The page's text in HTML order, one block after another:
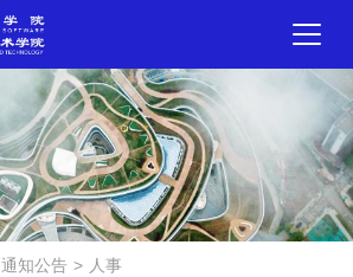
通知公告 人事